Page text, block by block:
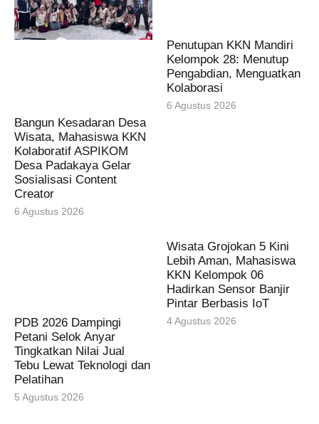
Bangun Kesadaran Desa
Wisata, Mahasiswa KKN
Kolaboratif ASPIKOM
Desa Padakaya Gelar
Sosialisasi Content
Creator
6 Agustus 2026
Penutupan KKN Mandiri
Kelompok 28: Menutup
Pengabdian, Menguatkan
Kolaborasi
6 Agustus 2026
PDB 2026 Dampingi
Petani Selok Anyar
Tingkatkan Nilai Jual
Tebu Lewat Teknologi dan
Pelatihan
5 Agustus 2026
Wisata Grojokan 5 Kini
Lebih Aman, Mahasiswa
KKN Kelompok 06
Hadirkan Sensor Banjir
Pintar Berbasis IoT
4 Agustus 2026